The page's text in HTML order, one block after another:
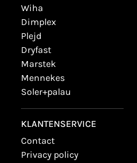
wiha
dimplex
plejd
dryfast
marstek
mennekes
soler+palau
KLANTENSERVICE
contact
privacy policy